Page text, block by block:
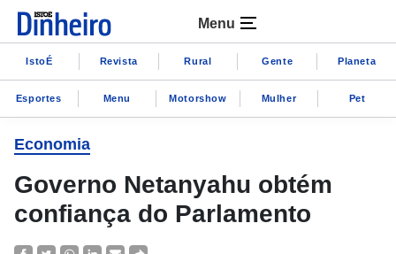
Menu
IstoÉ Revista Rural Gente Planeta
Esportes Menu Motorshow Mulher Pet
Economia
Governo Netanyahu obtém
confiança do Parlamento